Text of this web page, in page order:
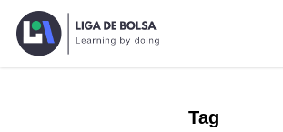
Skip
Tag